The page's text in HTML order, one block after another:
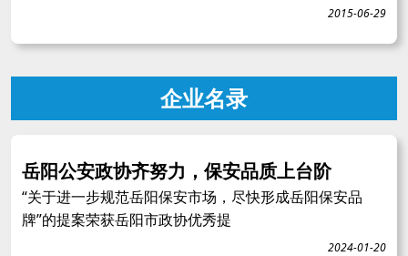
2015-06-29
企业名录
岳阳公安政协齐努力，保安品质上台阶
“关于进一步规范岳阳保安市场，尽快形成岳阳保安品
牌”的提案荣获岳阳市政协优秀提
2024-01-20